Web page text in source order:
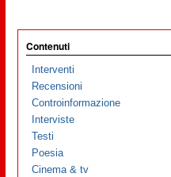
Contenuti
Interventi
Recensioni
Controinformazione
Interviste
Testi
Poesia
Cinema & tv